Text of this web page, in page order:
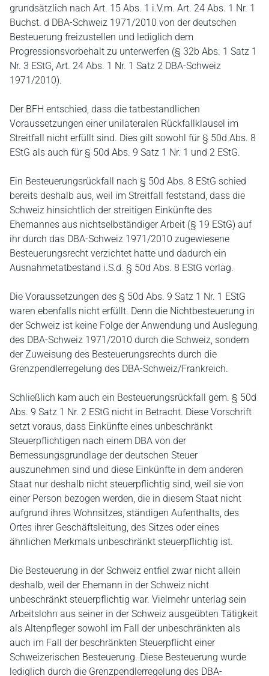
grundsätzlich nach Art. 15 Abs. 1 i.V.m. Art. 24 Abs. 1 Nr. 1
Buchst. d DBA-Schweiz 1971/2010 von der deutschen
Besteuerung freizustellen und lediglich dem
Progressionsvorbehalt zu unterwerfen (§ 32b Abs. 1 Satz 1
Nr. 3 EStG, Art. 24 Abs. 1 Nr. 1 Satz 2 DBA-Schweiz
1971/2010).
Der BFH entschied, dass die tatbestandlichen
Voraussetzungen einer unilateralen Rückfallklausel im
Streitfall nicht erfüllt sind. Dies gilt sowohl für § 50d Abs. 8
EStG als auch für § 50d Abs. 9 Satz 1 Nr. 1 und 2 EStG.
Ein Besteuerungsrückfall nach § 50d Abs. 8 EStG schied
bereits deshalb aus, weil im Streitfall feststand, dass die
Schweiz hinsichtlich der streitigen Einkünfte des
Ehemannes aus nichtselbständiger Arbeit (§ 19 EStG) auf
ihr durch das DBA-Schweiz 1971/2010 zugewiesene
Besteuerungsrecht verzichtet hatte und dadurch ein
Ausnahmetatbestand i.S.d. § 50d Abs. 8 EStG vorlag.
Die Voraussetzungen des § 50d Abs. 9 Satz 1 Nr. 1 EStG
waren ebenfalls nicht erfüllt. Denn die Nichtbesteuerung in
der Schweiz ist keine Folge der Anwendung und Auslegung
des DBA-Schweiz 1971/2010 durch die Schweiz, sondern
der Zuweisung des Besteuerungsrechts durch die
Grenzpendlerregelung des DBA-Schweiz/Frankreich.
Schließlich kam auch ein Besteuerungsrückfall gem. § 50d
Abs. 9 Satz 1 Nr. 2 EStG nicht in Betracht. Diese Vorschrift
setzt voraus, dass Einkünfte eines unbeschränkt
Steuerpflichtigen nach einem DBA von der
Bemessungsgrundlage der deutschen Steuer
auszunehmen sind und diese Einkünfte in dem anderen
Staat nur deshalb nicht steuerpflichtig sind, weil sie von
einer Person bezogen werden, die in diesem Staat nicht
aufgrund ihres Wohnsitzes, ständigen Aufenthalts, des
Ortes ihrer Geschäftsleitung, des Sitzes oder eines
ähnlichen Merkmals unbeschränkt steuerpflichtig ist.
Die Besteuerung in der Schweiz entfiel zwar nicht allein
deshalb, weil der Ehemann in der Schweiz nicht
unbeschränkt steuerpflichtig war. Vielmehr unterlag sein
Arbeitslohn aus seiner in der Schweiz ausgeübten Tätigkeit
als Altenpfleger sowohl im Fall der unbeschränkten als
auch im Fall der beschränkten Steuerpflicht einer
Schweizerischen Besteuerung. Diese Besteuerung wurde
lediglich durch die Grenzpendlerregelung des DBA-